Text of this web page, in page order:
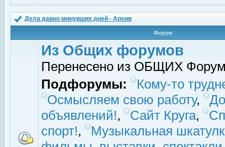
Дела давно минувших дней - Архив
Форум
Из Общих форумов
Перенесено из ОБЩИХ
Подфорумы:
Кому-то
Осмысляем свою работу,
объявлений!, Сайт Круга,
спорт!,
Музыкальная